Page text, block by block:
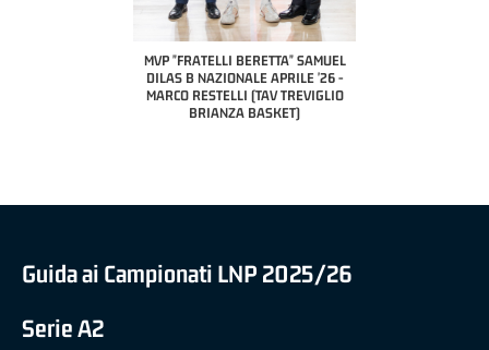
MVP "FRATELLI BERETTA" SAMUEL
DILAS B NAZIONALE APRILE '26 -
MARCO RESTELLI (TAV TREVIGLIO
BRIANZA BASKET)
Guida ai Campionati LNP 2025/26
Serie A2